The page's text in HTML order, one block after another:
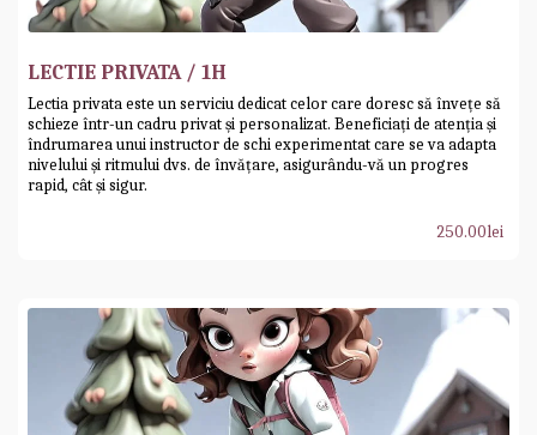
LECTIE PRIVATA / 1H
Lectia privata este un serviciu dedicat celor care doresc să învețe să
schieze într-un cadru privat și personalizat. Beneficiați de atenția și
îndrumarea unui instructor de schi experimentat care se va adapta
nivelului și ritmului dvs. de învățare, asigurându-vă un progres
rapid, cât și sigur.
250.00lei